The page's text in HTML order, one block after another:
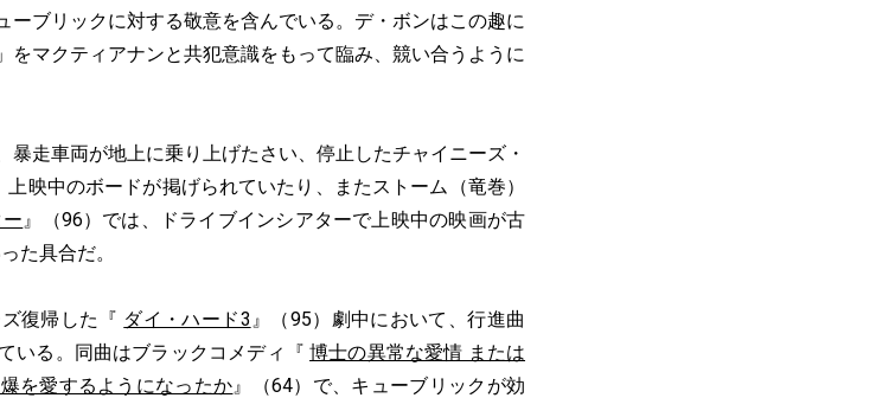
ーブリックに対する敬意を含んでいる。デ・ボンはこの趣に
をマクティアナンと共犯意識をもって臨み、競い合うように
走車両が地上に乗り上げたさい、停止したチャイニーズ・
上映中のボードが掲げられていたり、またストーム（竜巻）
』（96）では、ドライブインシアターで上映中の映画が古
た具合だ。
復帰した『 ダイ・ハード3 』（95）劇中において、行進曲
いる。同曲はブラックコメディ『博士の異常な愛情 または
を愛するようになったか 』（64）で、キューブリックが効